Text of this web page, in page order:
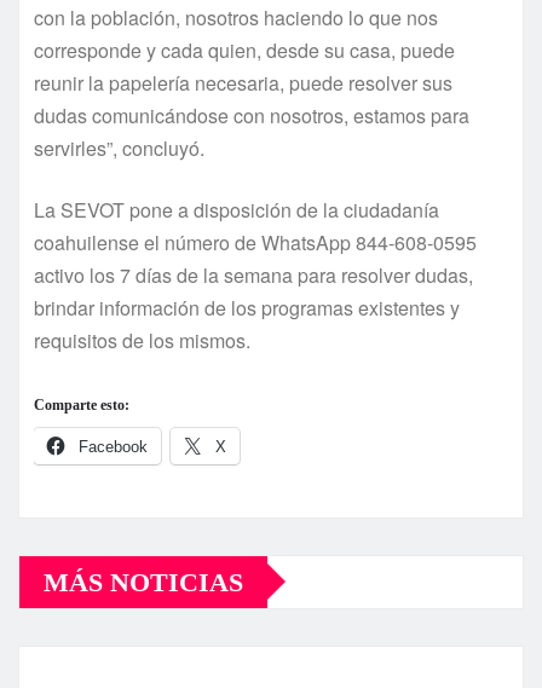
con la población, nosotros haciendo lo que nos
corresponde y cada quien, desde su casa, puede
reunir la papelería necesaria, puede resolver sus
dudas comunicándose con nosotros, estamos para
servirles”, concluyó.
La SEVOT pone a disposición de la ciudadanía
coahuilense el número de WhatsApp 844-608-0595
activo los 7 días de la semana para resolver dudas,
brindar información de los programas existentes y
requisitos de los mismos.
Comparte esto:
Facebook X
MÁS NOTICIAS